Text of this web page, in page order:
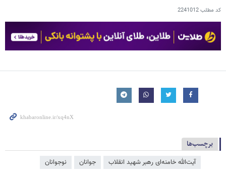
کد مطلب2241012
برچسب‌ها
آیت‌الله خامنه‌ای رهبر شهید انقلاب جوانان نوجوانان